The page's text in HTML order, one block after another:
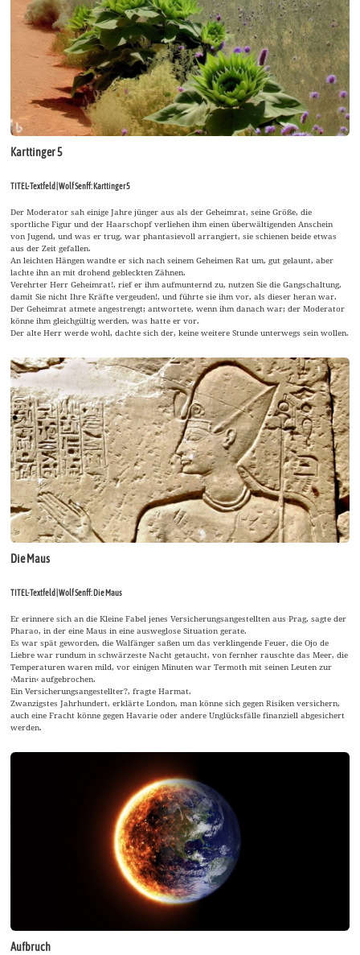
Karttinger 5
TITEL-Textfeld | Wolf Senff: Karttinger 5
Der Moderator sah einige Jahre jünger aus als der Geheimrat, seine Größe, die
sportliche Figur und der Haarschopf verliehen ihm einen überwältigenden Anschein
von Jugend, und was er trug, war phantasievoll arrangiert, sie schienen beide etwas
aus der Zeit gefallen.
An leichten Hängen wandte er sich nach seinem Geheimen Rat um, gut gelaunt, aber
lachte ihn an mit drohend gebleckten Zähnen.
Verehrter Herr Geheimrat!, rief er ihm aufmunternd zu, nutzen Sie die Gangschaltung,
damit Sie nicht Ihre Kräfte vergeuden!, und führte sie ihm vor, als dieser heran war.
Der Geheimrat atmete angestrengt; antwortete, wenn ihm danach war; der Moderator
könne ihm gleichgültig werden, was hatte er vor.
Der alte Herr werde wohl, dachte sich der, keine weitere Stunde unterwegs sein wollen.
Die Maus
TITEL-Textfeld | Wolf Senff: Die Maus
Er erinnere sich an die Kleine Fabel jenes Versicherungsangestellten aus Prag, sagte der
Pharao, in der eine Maus in eine ausweglose Situation gerate.
Es war spät geworden, die Walfänger saßen um das verklingende Feuer, die Ojo de
Liebre war rundum in schwärzeste Nacht getaucht, von fernher rauschte das Meer, die
Temperaturen waren mild, vor einigen Minuten war Termoth mit seinen Leuten zur
›Marin‹ aufgebrochen.
Ein Versicherungsangestellter?, fragte Harmat.
Zwanzigstes Jahrhundert, erklärte London, man könne sich gegen Risiken versichern,
auch eine Fracht könne gegen Havarie oder andere Unglücksfälle finanziell abgesichert
werden.
Aufbruch